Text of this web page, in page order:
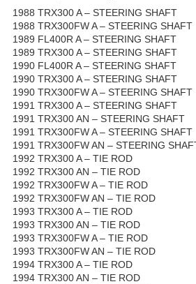
1988 TRX300 A – STEERING SHAFT
1988 TRX300FW A – STEERING SHAFT
1989 FL400R A – STEERING SHAFT
1989 TRX300 A – STEERING SHAFT
1990 FL400R A – STEERING SHAFT
1990 TRX300 A – STEERING SHAFT
1990 TRX300FW A – STEERING SHAFT
1991 TRX300 A – STEERING SHAFT
1991 TRX300 AN – STEERING SHAFT
1991 TRX300FW A – STEERING SHAFT
1991 TRX300FW AN – STEERING
1992 TRX300 A – TIE ROD
1992 TRX300 AN – TIE ROD
1992 TRX300FW A – TIE ROD
1992 TRX300FW AN – TIE ROD
1993 TRX300 A – TIE ROD
1993 TRX300 AN – TIE ROD
1993 TRX300FW A – TIE ROD
1993 TRX300FW AN – TIE ROD
1994 TRX300 A – TIE ROD
1994 TRX300 AN – TIE ROD